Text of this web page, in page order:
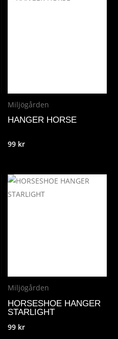
Miljögården
HANGER HORSE
99 kr
Miljögården
HORSESHOE HANGER
STARLIGHT
99 kr